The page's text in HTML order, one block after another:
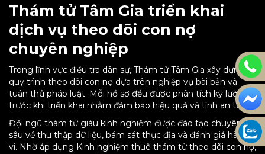
Thám tử Tâm Gia triển khai
dịch vụ theo dõi con nợ
chuyên nghiệp
Trong lĩnh vực điều tra dân sự, Thám tử Tâm Gia xây dựng
quy trình theo dõi con nợ dựa trên nghiệp vụ bài bản và
tuân thủ pháp luật. Mỗi hồ sơ đều được phân tích kỹ lưỡng
trước khi triển khai nhằm đảm bảo hiệu quả và tính an toàn.
Đội ngũ thám tử giàu kinh nghiệm được đào tạo chuyên
sâu về thu thập dữ liệu, bám sát thực địa và đánh giá hành
vi. Nhờ áp dụng Kinh nghiệm thuê thám tử theo dõi con nợ,